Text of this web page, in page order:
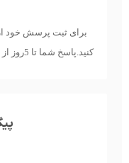
برای ثبت پرسش خود